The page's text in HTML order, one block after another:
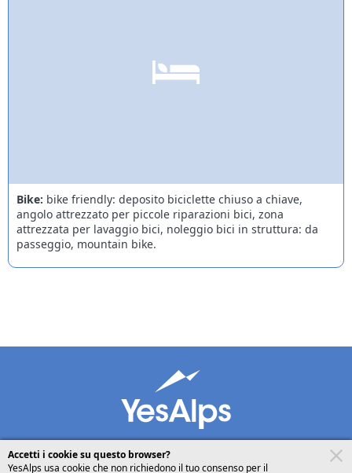
Bike: bike friendly: deposito biciclette chiuso a chiave,
angolo attrezzato per piccole riparazioni bici, zona
attrezzata per lavaggio bici, noleggio bici in struttura: da
passeggio, mountain bike.
Accetti i cookie su questo browser?
YesAlps usa cookie che non richiedono il tuo consenso per il